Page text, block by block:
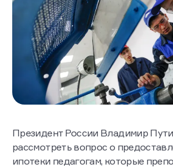
Президент России Владимир
рассмотреть вопрос о
ипотеки педагогам, которые